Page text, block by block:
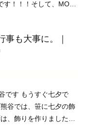
！！！そして、MOS
事も大事に。｜
です もうすぐ七夕で
谷では、笹に七夕の飾
、飾りを作りました。